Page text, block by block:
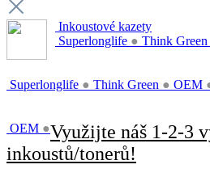
Inkoustové kazety
Superlonglife ● Think Green
Superlonglife ● Think Green ● OEM
OEM ●Využijte náš 1-2-3
inkoustů/tonerů!